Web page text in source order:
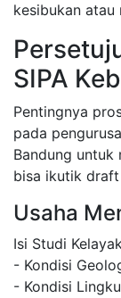
kesibukan
SIPA
Pentingnya
pada
Bandung untuk
bisa ikutik
Usaha
Isi Studi
- Kondisi
- Kondisi